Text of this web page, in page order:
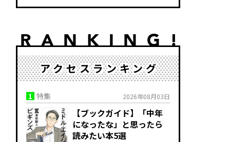
アクセスランキング
1 特集 2026年08月03日
【ブックガイド】「中年
になったな」と思ったら
読みたい本5選